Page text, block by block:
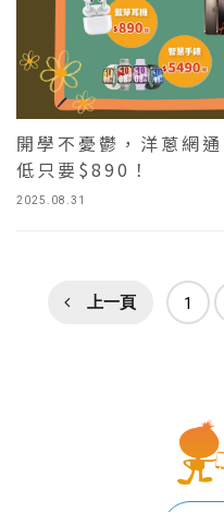
2025.08.31
開學不憂鬱，洋蔥網
低只要$890！
上一頁 1